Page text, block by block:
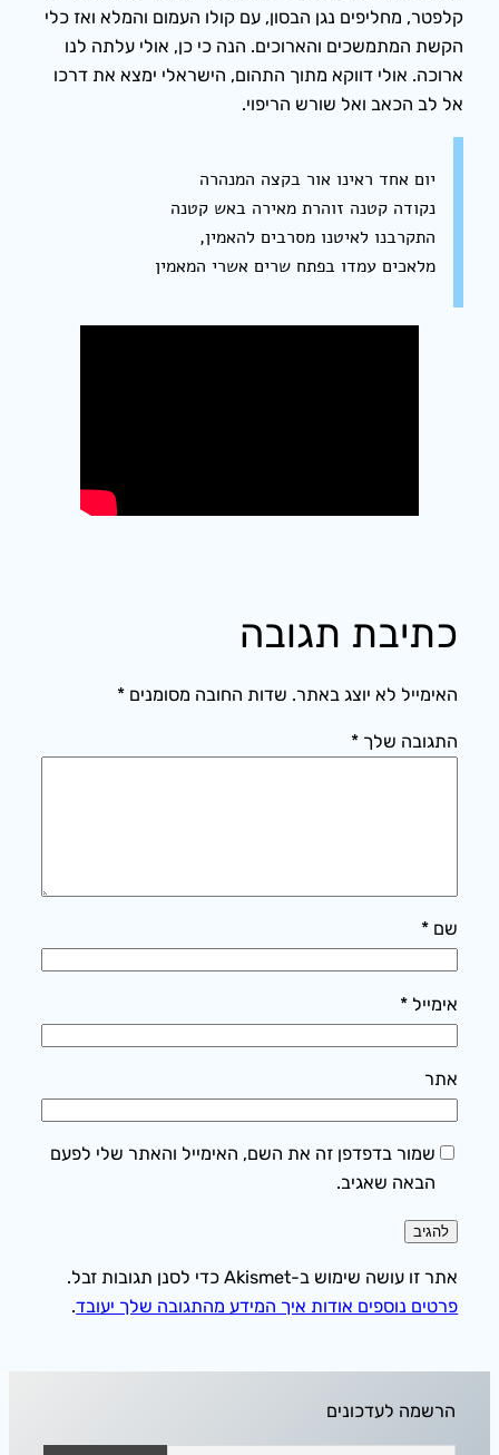
קלפטר, מחליפים נגן הבסון, עם קולו העמום והמלא ואז כלי
הקשת המתמשכים והארוכים. הנה כי כן, אולי עלתה לנו
ארוכה. אולי דווקא מתוך התהום, הישראלי ימצא את דרכו
אל לב הכאב ואל שורש הריפוי.
יום אחד ראינו אור בקצה המנהרה
נקודה קטנה זוהרת מאירה באש קטנה
התקרבנו לאיטנו מסרבים להאמין,
מלאכים עמדו בפתח שרים אשרי המאמין
כתיבת תגובה
האימייל לא יוצג באתר. שדות החובה מסומנים *
התגובה שלך *
שם *
אימייל *
אתר
שמור בדפדפן זה את השם, האימייל והאתר שלי לפעם
הבאה שאגיב.
אתר זו עושה שימוש ב-Akismet כדי לסנן תגובות זבל.
פרטים נוספים אודות איך המידע מהתגובה שלך יעובד.
הרשמה לעדכונים